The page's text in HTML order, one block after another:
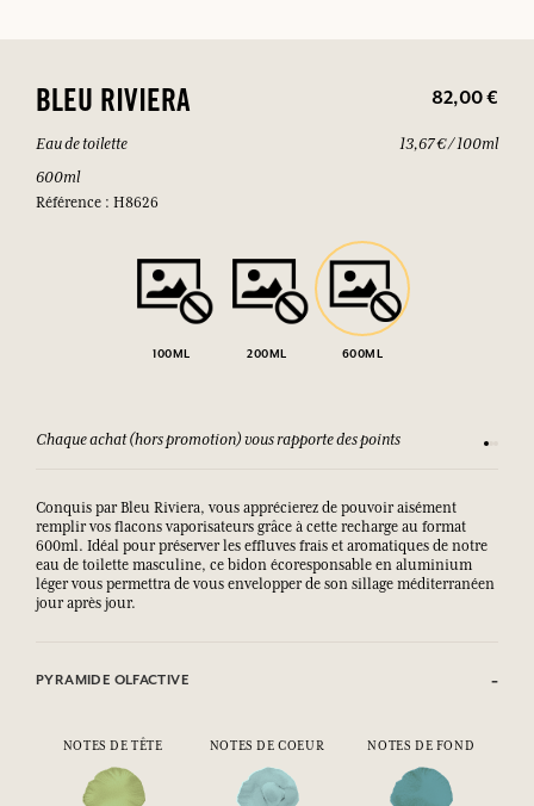
BLEU RIVIERA 82,00 €
Eau de toilette
600ml
Référence : H8626
13,67 € / 100ml
100ML 200ML 600ML
Chaque achat (hors promotion) vous rapporte des points
Conquis par Bleu Riviera, vous apprécierez de pouvoir aisément
remplir vos flacons vaporisateurs grâce à cette recharge au format
600ml. Idéal pour préserver les effluves frais et aromatiques de notre
eau de toilette masculine, ce bidon écoresponsable en aluminium
léger vous permettra de vous envelopper de son sillage méditerranéen
jour après jour.
PYRAMIDE OLFACTIVE
NOTES DE TÊTE NOTES DE COEUR NOTES DE FOND